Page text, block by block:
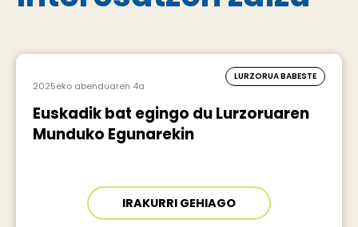
2025eko abenduaren 4a
LURZORUA BABESTE
Euskadik bat egingo du Lurzoruaren
Munduko Egunarekin
IRAKURRI GEHIAGO